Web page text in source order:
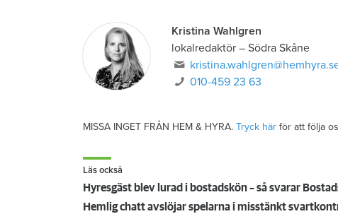
Kristina Wahlgren
lokalredaktör – Södra Skåne
010-459 23 63
MISSA INGET FRÅN HEM & HYRA. Tryck här för att följa
Läs också
Hyresgäst blev lurad i bostadskön – så svarar
Hemlig chatt avslöjar spelarna i misstänkt